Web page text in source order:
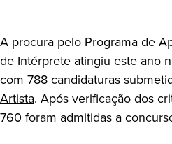
A procura pelo Programa de
de Intérprete atingiu este ano
com 788 candidaturas
Artista. Após verificação dos
760 foram admitidas a